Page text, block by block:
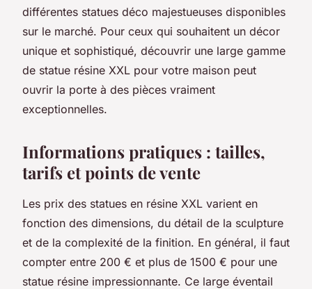
différentes statues déco majestueuses disponibles
sur le marché. Pour ceux qui souhaitent un décor
unique et sophistiqué, découvrir une large gamme
de statue résine XXL pour votre maison peut
ouvrir la porte à des pièces vraiment
exceptionnelles.
Informations pratiques : tailles,
tarifs et points de vente
Les prix des statues en résine XXL varient en
fonction des dimensions, du détail de la sculpture
et de la complexité de la finition. En général, il faut
compter entre 200 € et plus de 1500 € pour une
statue résine impressionnante. Ce large éventail